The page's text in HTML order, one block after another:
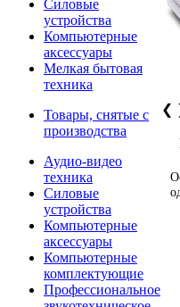
Силовые
устройства
Компьютерные
аксессуары
Мелкая бытовая
техника
Товары, снятые с
производства
Аудио-видео
техника
Силовые
устройства
Компьютерные
аксессуары
Компьютерные
комплектующие
Профессиональное
❮